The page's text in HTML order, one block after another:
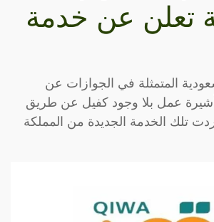
تعلن عن خدمة
المتمثلة في الجوازات عن
عمل بلا وجود كفيل عن طريق
تلك الخدمة الجديدة من المملكة